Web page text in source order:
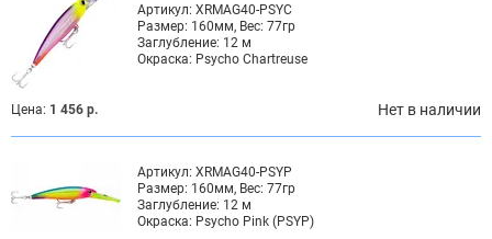
Артикул: XRMAG40-PSYC
Размер: 160мм, Вес: 77гр
Заглубление: 12 м
Окраска: Psycho Chartreuse
Цена: 1 456 р. Нет в наличии
Артикул: XRMAG40-PSYP
Размер: 160мм, Вес: 77гр
Заглубление: 12 м
Окраска: Psycho Pink (PSYP)